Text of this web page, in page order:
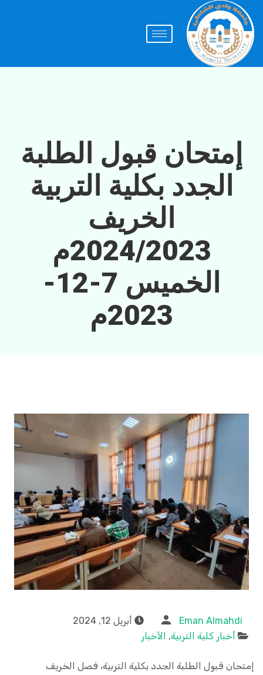
إمتحان قبول الطلبة
الجدد بكلية التربية
الخريف
2024/2023م
الخميس 7-12-
2023م
Eman Almahdi
أبريل 12, 2024
أخبار كلية التربية, الأخبار
إمتحان قبول الطلبة الجدد بكلية التربية، فصل الخريف